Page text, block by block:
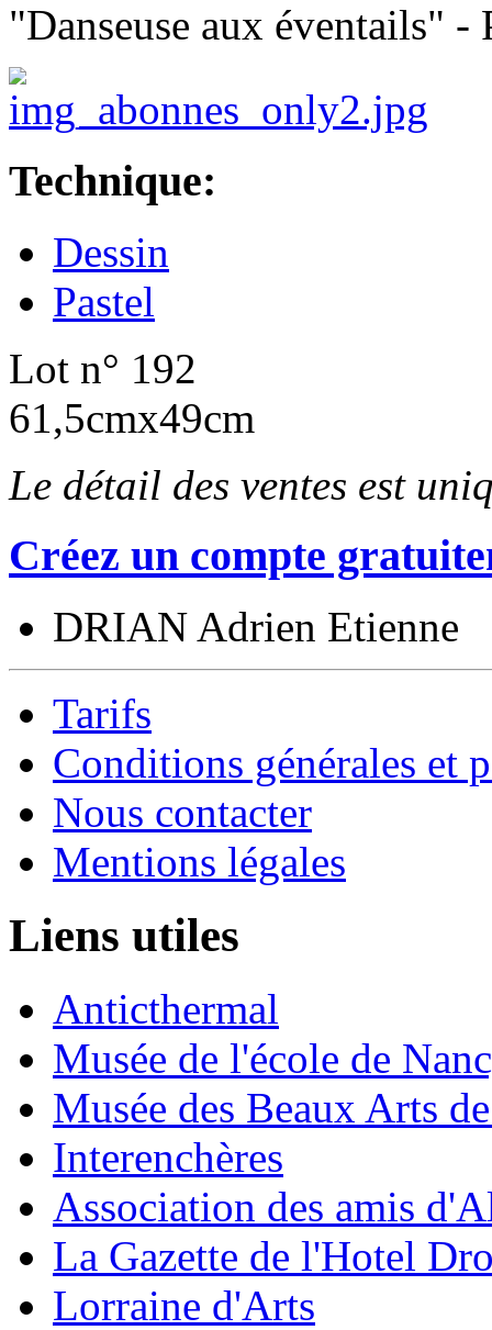
"Danseuse aux éventails" -
Technique:
Dessin
Pastel
Lot n° 192
61,5cmx49cm
Le détail des ventes est
Créez un compte
DRIAN Adrien Etienne
Tarifs
Conditions générales et
Nous contacter
Mentions légales
Liens utiles
Anticthermal
Musée de l'école de
Musée des Beaux Arts
Interenchères
Association des amis
La Gazette de l'Hotel
Lorraine d'Arts